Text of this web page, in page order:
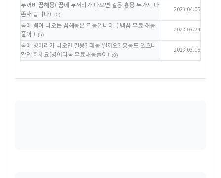
두꺼비 꿈해몽( 꿈에 두꺼비가 나오면 길몽 흉몽 두가지 다
존재 합니다)
(0)
2023.04.05
꿈에 뱀이 나오는 꿈해몽은 길몽입니다. ( 뱀꿈 무료 해몽
풀이 )
(5)
2023.03.24
꿈에 병아리가 나오면 길몽? 태몽 일까요? 흉몽도 있으니
확인 하세요(병아리꿈 무료해몽풀이)
(0)
2023.03.18